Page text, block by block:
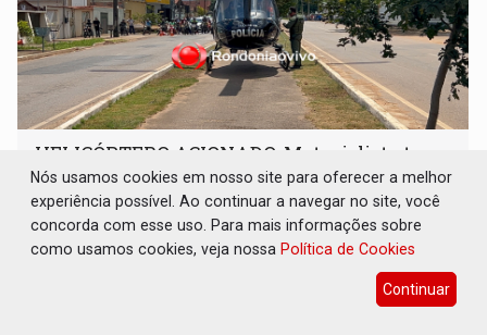
HELICÓPTERO ACIONADO: Motociclista tem
perna amputada em colisão com carreta na
BR-319
Polícia 05 de Agosto de 2026 às 12:47
Em razão do estado gravíssimo do paciente e da distância
em relação a capital, o suporte aéreo foi acionado
Nós usamos cookies em nosso site para oferecer a melhor
experiência possível. Ao continuar a navegar no site, você
concorda com esse uso. Para mais informações sobre
como usamos cookies, veja nossa Política de Cookies
Continuar